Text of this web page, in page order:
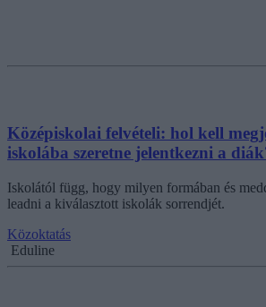
Középiskolai felvételi: hol kell
iskolába szeretne jelentkezni a
Iskolától függ, hogy milyen formában és
leadni a kiválasztott iskolák sorrendjét.
Közoktatás
Eduline